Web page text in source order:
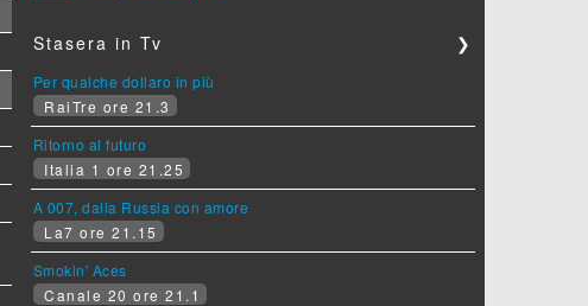
Stasera in Tv ❯
Per qualche dollaro in più
RaiTre ore 21.3
Ritorno al futuro
Italia 1 ore 21.25
A 007, dalla Russia con amore
La7 ore 21.15
Smokin' Aces
Canale 20 ore 21.1